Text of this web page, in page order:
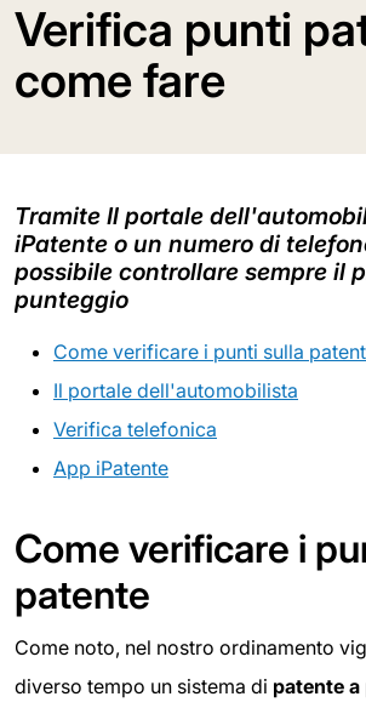
Verifica punti
come fare
Tramite Il portale
iPatente o un numero di
possibile controllare sempre il
punteggio
Come verificare i punti sulla
Il portale dell'automobilista
Verifica telefonica
App iPatente
Come verificare i
patente
Come noto, nel nostro ordinamento
diverso tempo un sistema di patente